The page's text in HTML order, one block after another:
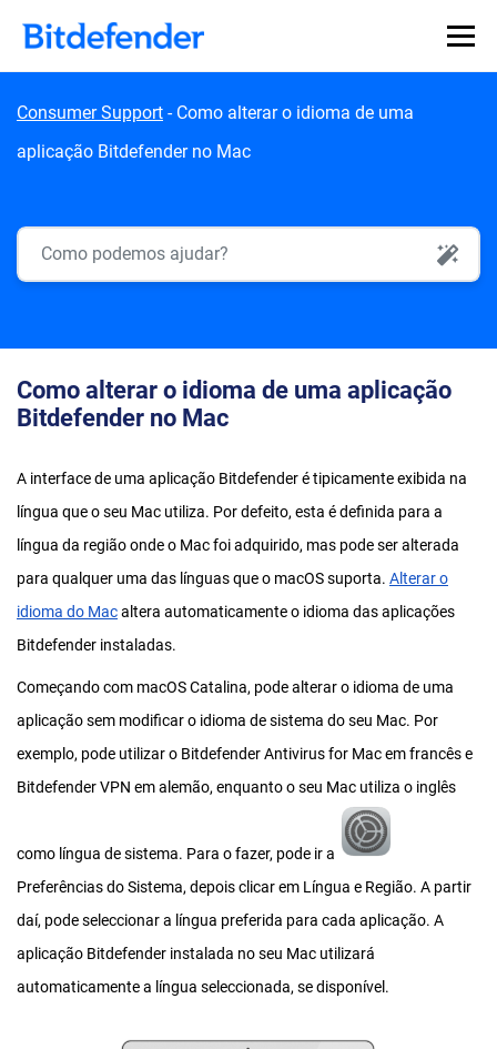
Consumer Support - Como alterar o idioma de uma
aplicação Bitdefender no Mac
Como alterar o idioma de uma aplicação
Bitdefender no Mac
A interface de uma aplicação Bitdefender é tipicamente exibida na
língua que o seu Mac utiliza. Por defeito, esta é definida para a
língua da região onde o Mac foi adquirido, mas pode ser alterada
para qualquer uma das línguas que o macOS suporta. Alterar o
idioma do Macaltera automaticamente o idioma das aplicações
Bitdefender instaladas.
Começando com macOS Catalina, pode alterar o idioma de uma
aplicação sem modificar o idioma de sistema do seu Mac. Por
exemplo, pode utilizar o Bitdefender Antivirus for Mac em francês e
Bitdefender VPN em alemão, enquanto o seu Mac utiliza o inglês
como língua de sistema. Para o fazer, pode ir a
Preferências do Sistema, depois clicar em Língua e Região. A partir
daí, pode seleccionar a língua preferida para cada aplicação. A
aplicação Bitdefender instalada no seu Mac utilizará
automaticamente a língua seleccionada, se disponível.